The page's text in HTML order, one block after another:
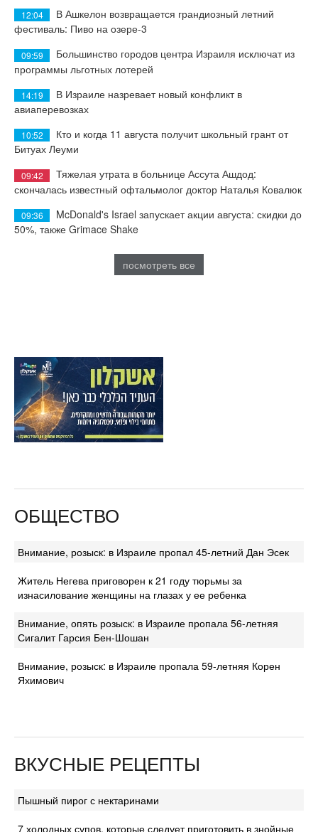
12:04
В Ашкелон возвращается грандиозный летний
фестиваль: Пиво на озере-3
09:59
Большинство городов центра Израиля исключат из
программы льготных лотерей
14:19
В Израиле назревает новый конфликт в
авиаперевозках
10:52
Кто и когда 11 августа получит школьный грант от
Битуах Леуми
09:42
Тяжелая утрата в больнице Ассута Ашдод:
скончалась известный офтальмолог доктор Наталья Ковалюк
09:36
McDonald's Israel запускает акции августа: скидки до
50%, также Grimace Shake
посмотреть все
ОБЩЕСТВО
Внимание, розыск: в Израиле пропал 45-летний Дан Эсек
Житель Негева приговорен к 21 году тюрьмы за
изнасилование женщины на глазах у ее ребенка
Внимание, опять розыск: в Израиле пропала 56-летняя
Сигалит Гарсия Бен-Шошан
Внимание, розыск: в Израиле пропала 59-летняя Корен
Яхимович
ВКУСНЫЕ РЕЦЕПТЫ
Пышный пирог с нектаринами
7 холодных супов, которые следует приготовить в знойные